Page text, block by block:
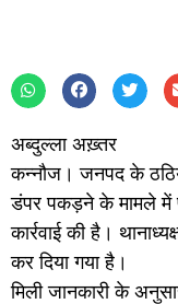
अब्दुल्ला अख़्तर
कन्नौज। जनपद के
डंपर पकड़ने के मामले में
कार्रवाई की है।
कर दिया गया है।
मिली जानकारी के